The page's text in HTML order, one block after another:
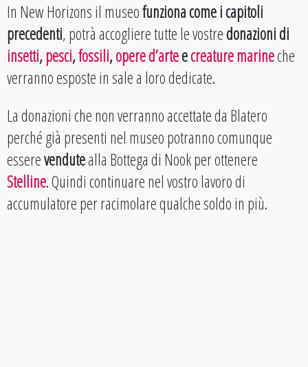
In New Horizons il museofunziona come i capitoli
precedenti, potrà accogliere tutte le vostredonazioni di
insetti,pesci,fossili,opere d’arteecreature marineche
verranno esposte in sale a loro dedicate.
La donazioni che non verranno accettate da Blatero
perché già presenti nel museo potranno comunque
esserevendutealla Bottega di Nook per ottenere
Stelline. Quindi continuare nel vostro lavoro di
accumulatore per racimolare qualche soldo in più.